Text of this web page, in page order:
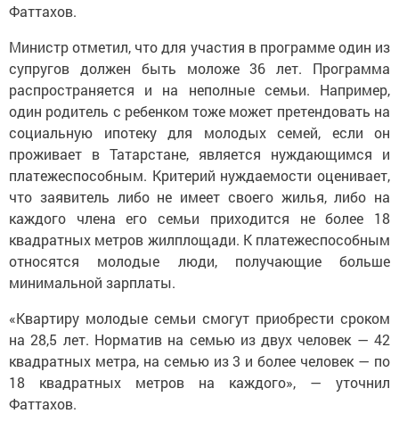
Фаттахов.
Министр отметил, что для участия в программе один из
супругов должен быть моложе 36 лет. Программа
распространяется и на неполные семьи. Например,
один родитель с ребенком тоже может претендовать на
социальную ипотеку для молодых семей, если он
проживает в Татарстане, является нуждающимся и
платежеспособным. Критерий нуждаемости оценивает,
что заявитель либо не имеет своего жилья, либо на
каждого члена его семьи приходится не более 18
квадратных метров жилплощади. К платежеспособным
относятся молодые люди, получающие больше
минимальной зарплаты.
«Квартиру молодые семьи смогут приобрести сроком
на 28,5 лет. Норматив на семью из двух человек — 42
квадратных метра, на семью из 3 и более человек — по
18 квадратных метров на каждого», — уточнил
Фаттахов.